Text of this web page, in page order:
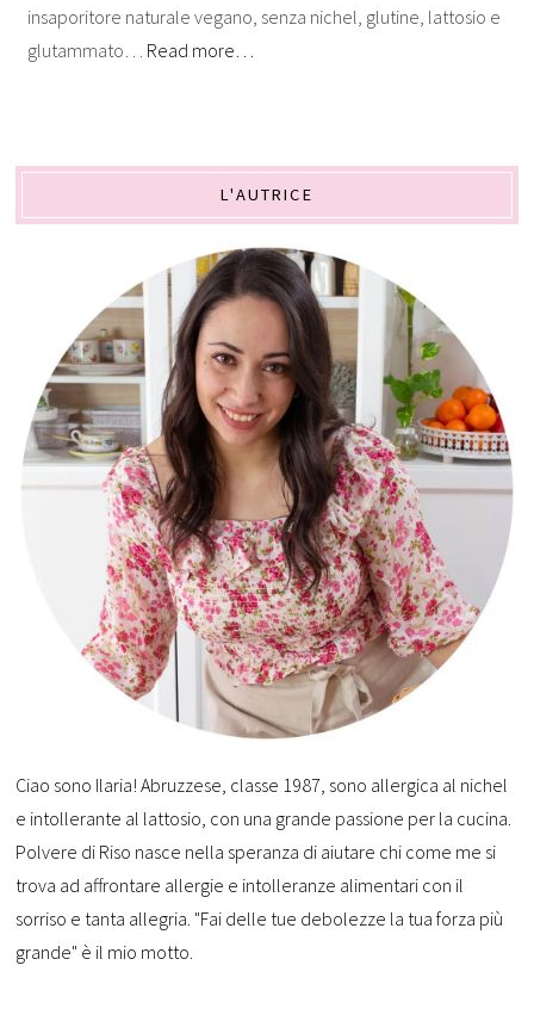
insaporitore naturale vegano, senza nichel, glutine, lattosio e
glutammato… Read more…
L'AUTRICE
Ciao sono Ilaria! Abruzzese, classe 1987, sono allergica al nichel
e intollerante al lattosio, con una grande passione per la cucina.
Polvere di Riso nasce nella speranza di aiutare chi come me si
trova ad affrontare allergie e intolleranze alimentari con il
sorriso e tanta allegria. "Fai delle tue debolezze la tua forza più
grande" è il mio motto.